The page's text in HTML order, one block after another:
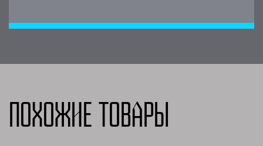
Похожие товары